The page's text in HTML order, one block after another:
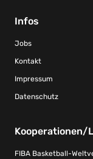
Infos
Jobs
Kontakt
Impressum
Datenschutz
Kooperationen/
FIBA Basketball-